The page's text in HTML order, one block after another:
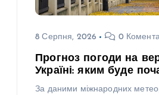
8 Серпня, 2026 0
Прогноз погоди на
Україні: яким буде
За даними міжнародних